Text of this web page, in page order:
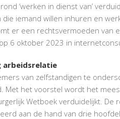
EN
ZZP
‘werken in dienst van’
die iemand willen inhuren en
er een rechtsvermoeden van
6 oktober 2023 in
arbeidsrelatie
van zelfstandigen te
Met het voorstel wordt het
Wetboek verduidelijkt. De
aan de hand van drie